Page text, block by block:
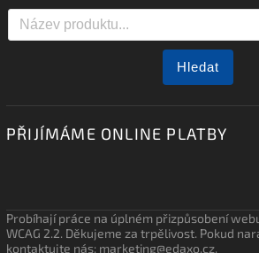
Hledat
PŘIJÍMÁME ONLINE PLATBY
Probíhají práce na úplném přizpůsobení
WCAG 2.2. Děkujeme za trpělivost. Pokud
kontaktujte nás: marketing@edaxo.cz.